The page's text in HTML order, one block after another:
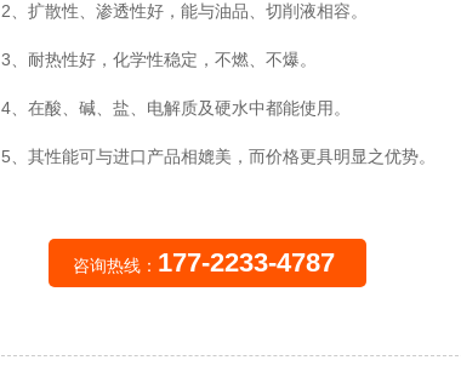
2、扩散性、渗透性好，能与油品、切削液相容。
3、耐热性好，化学性稳定，不燃、不爆。
4、在酸、碱、盐、电解质及硬水中都能使用。
5、其性能可与进口产品相媲美，而价格更具明显之优势。
咨询热线： 177-2233-4787